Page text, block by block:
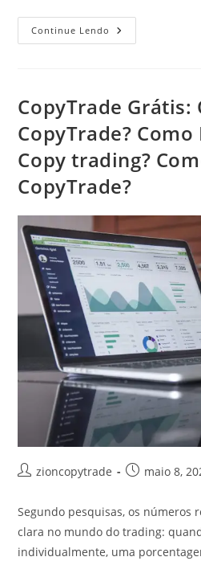
Continue Lendo Ativação
Da
Passo
–
PAMM
Alpari
CopyTrade Grátis:
CopyTrade? Como
Copy trading?
CopyTrade?
Autor
post:
zioncopytrade
Postmaio 8,
Segundo pesquisas, os números
clara no mundo do trading:
individualmente, uma